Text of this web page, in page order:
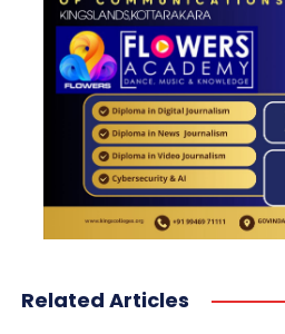
Related Articles